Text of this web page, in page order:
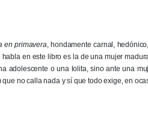
en primavera, hondamente carnal,
en este libro es la de una mujer
adolescente o una lolita, sino ante una
que no calla nada y sí que todo exige, en